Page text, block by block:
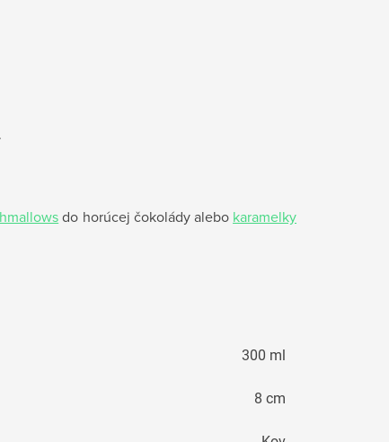
.
do horúcej čokolády alebo karamelky
300 ml
8 cm